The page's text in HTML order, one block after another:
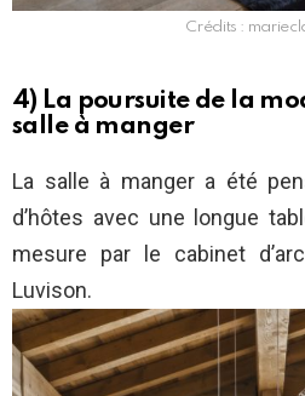
Crédits :
4) La poursuite de la
salle à manger
La salle à manger a été
d’hôtes avec une longue
mesure par le cabinet
Luvison.